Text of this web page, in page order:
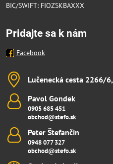
BIC/SWIFT: FIOZSKBAXXX
Pridajte sa k nám
Facebook
Lučenecká cesta 2266/
Pavol Gondek
0905 685 451
obchod@stefo.sk
Peter Štefančin
0948 077 327
obchod@stefo.sk